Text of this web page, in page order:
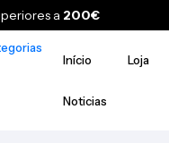
a 200€
Início
Loja
Noticias